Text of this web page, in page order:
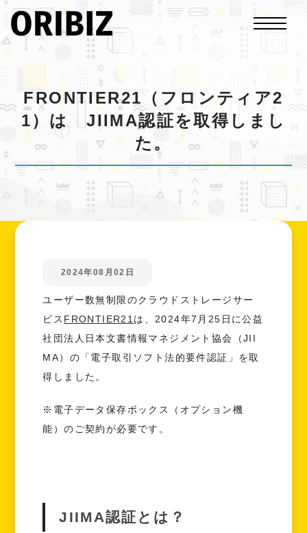
FRONTIER21（フロンティア2
1）は JIIMA認証を取得しまし
た。
2024年08月02日
ユーザー数無制限のクラウドストレージサー
ビス FRONTIER21は、2024年7月25日に公益
社団法人日本文書情報マネジメント協会（JII
MA）の「電子取引ソフト法的要件認証」を取
得しました。
※電子データ保存ボックス（オプション機
能）のご契約が必要です。
JIIMA認証とは？